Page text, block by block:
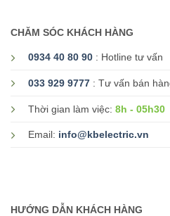
CHĂM SÓC KHÁCH HÀNG
0934 40 80 90 : Hotline tư vấn
033 929 9777 : Tư vấn bán
Thời gian làm việc: 8h - 05h30
Email: info@kbelectric.vn
HƯỚNG DẪN KHÁCH HÀNG